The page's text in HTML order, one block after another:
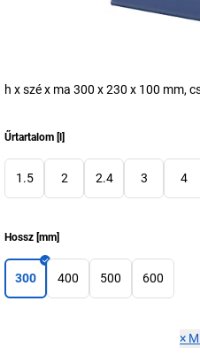
h x szé x ma 300 x 230 x 100 mm,
Űrtartalom [ ]
1.5 2 2.4 3 4
Hossz [mm]
300 400 500 600
×